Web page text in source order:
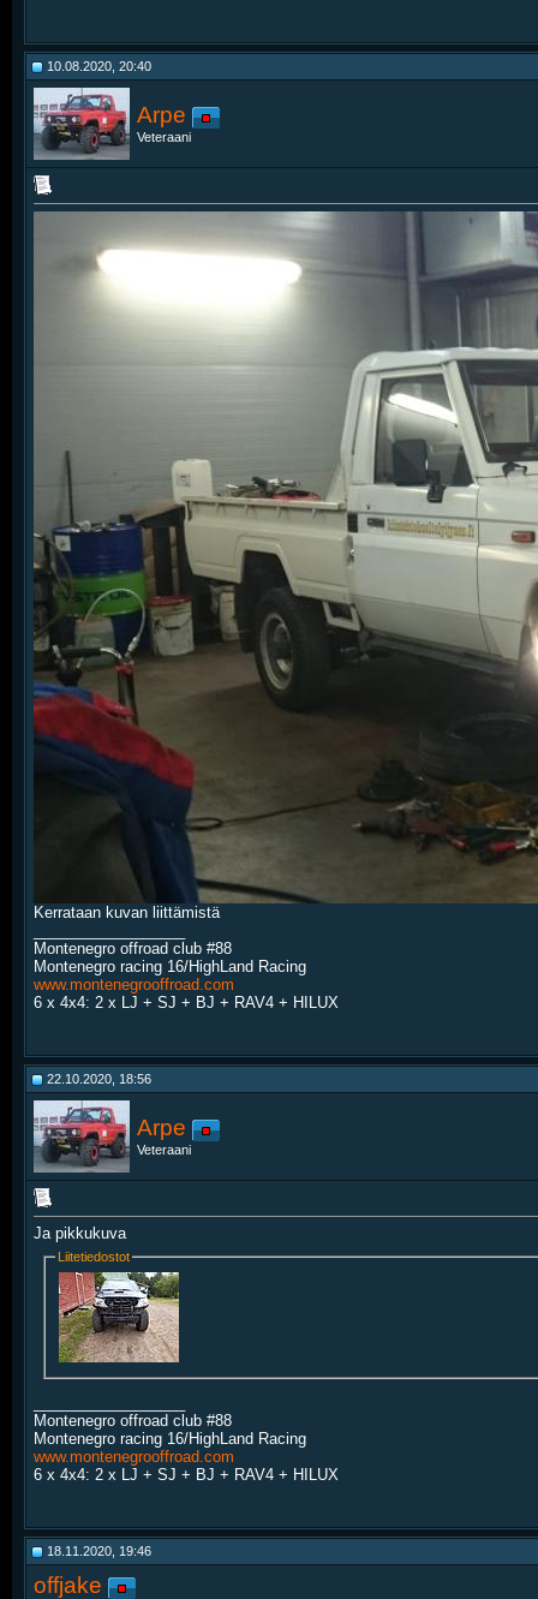
10.08.2020, 20:40
Arpe
Veteraani
Kerrataan kuvan liittämistä
Montenegro offroad club #88
Montenegro racing 16/HighLand Racing
www.montenegrooffroad.com
6 x 4x4: 2 x LJ + SJ + BJ + RAV4 + HILUX
22.10.2020, 18:56
Arpe
Veteraani
Ja pikkukuva
Liitetiedostot
Montenegro offroad club #88
Montenegro racing 16/HighLand Racing
www.montenegrooffroad.com
6 x 4x4: 2 x LJ + SJ + BJ + RAV4 + HILUX
18.11.2020, 19:46
offjake